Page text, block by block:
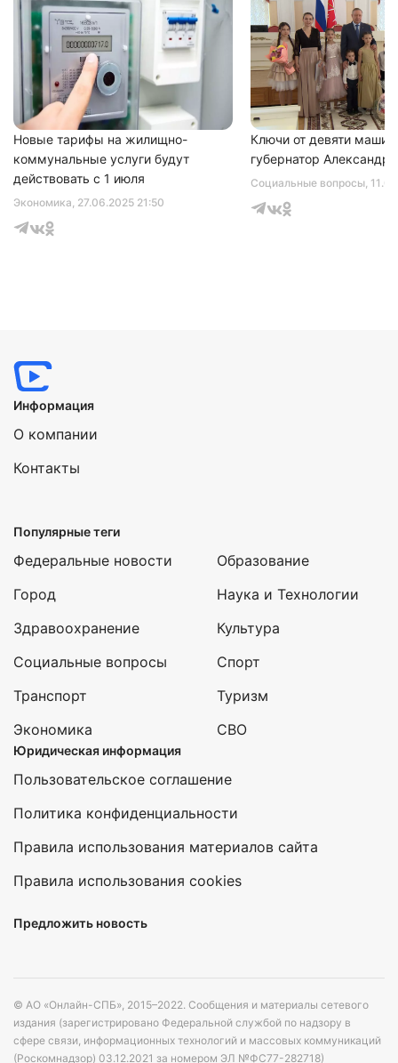
Экономика, 27.06.2025 21:50
Новые тарифы на жилищно-
коммунальные услуги будут
действовать с 1 июля
Социальные вопросы,
Ключи от девяти машин
губернатор Александр
Информация
О компании
Контакты
Популярные теги
Федеральные новости
Город
Здравоохранение
Социальные вопросы
Транспорт
Экономика
Образование
Наука и Технологии
Культура
Спорт
Туризм
СВО
Юридическая информация
Пользовательское соглашение
Политика конфиденциальности
Правила использования материалов сайта
Правила использования cookies
Предложить новость
© АО «Онлайн-СПБ», 2015–2022. Сообщения и материалы сетевого
издания (зарегистрировано Федеральной службой по надзору в
сфере связи, информационных технологий и массовых коммуникаций
(Роскомнадзор) 03.12.2021 за номером ЭЛ №ФС77-282718)